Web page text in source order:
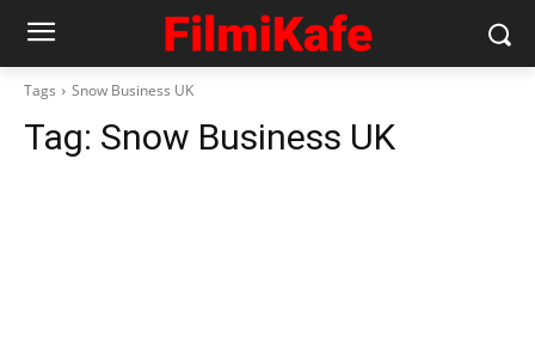
Tags Snow Business UK
Tag: Snow Business UK